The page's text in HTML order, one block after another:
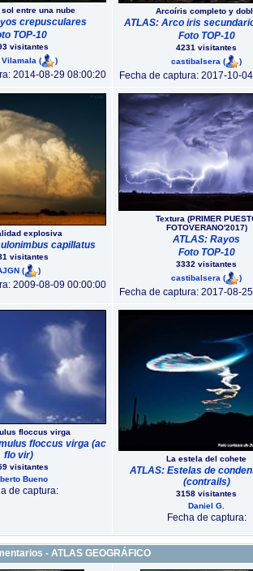
entre una nube
crepusculares
TOP-10
visitantes
( )
2014-08-29 08:00:20
Arcoíris completo y
ATLAS: Arco iris
Foto TOP-10
4231 visitantes
castibalsera ( )
Fecha de captura: 2017-10-
explosiva
capillatus
visitantes
( )
2009-08-09 00:00:00
Textura (PRIMER
FOTOVERANO'2017)
ATLAS: Rayos
Foto TOP-10
3332 visitantes
castibalsera ( )
Fecha de captura: 2017-08-
floccus virga
floccus virga (ac
flo vir)
visitantes
Bueno
de captura:
La estela del cohete
ATLAS: Estelas de
(contrails)
3158 visitantes
Daniel G.
Fecha de captura:
- ATLAS GEOGRÁFICO